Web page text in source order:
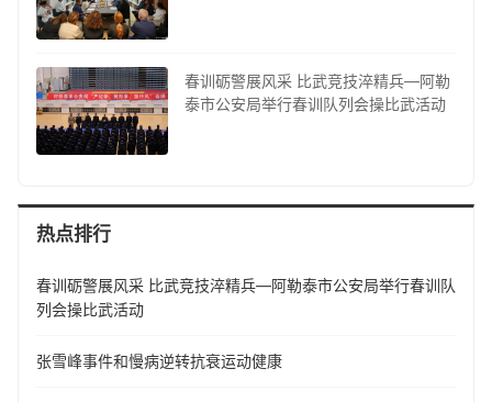
春训砺警展风采 比武竞技淬精兵—阿勒
泰市公安局举行春训队列会操比武活动
热点排行
春训砺警展风采 比武竞技淬精兵—阿勒泰市公安局举行春训队
列会操比武活动
张雪峰事件和慢病逆转抗衰运动健康